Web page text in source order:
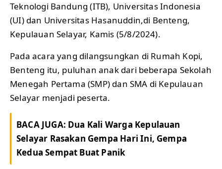
Teknologi Bandung (ITB), Universitas Indonesia
(UI) dan Universitas Hasanuddin,di Benteng,
Kepulauan Selayar, Kamis (5/8/2024).
Pada acara yang dilangsungkan di Rumah Kopi,
Benteng itu, puluhan anak dari beberapa Sekolah
Menegah Pertama (SMP) dan SMA di Kepulauan
Selayar menjadi peserta.
BACA JUGA: Dua Kali Warga Kepulauan
Selayar Rasakan Gempa Hari Ini, Gempa
Kedua Sempat Buat Panik